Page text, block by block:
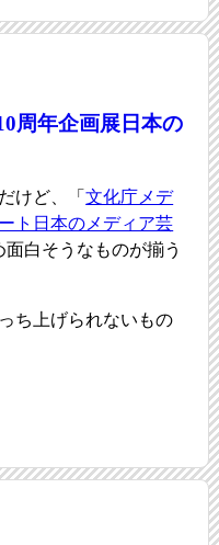
周年企画展日本の
けど、「文化庁メデ
ト日本のメディア芸
面白そうなものが揃う
ち上げられないもの